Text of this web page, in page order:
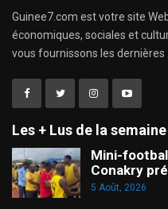
Guinee7.com est votre site
économiques, sociales et
vous fournissons les dernières ...
Les + Lus de la semaine
Mini-
Conakry
5 Août, 2026